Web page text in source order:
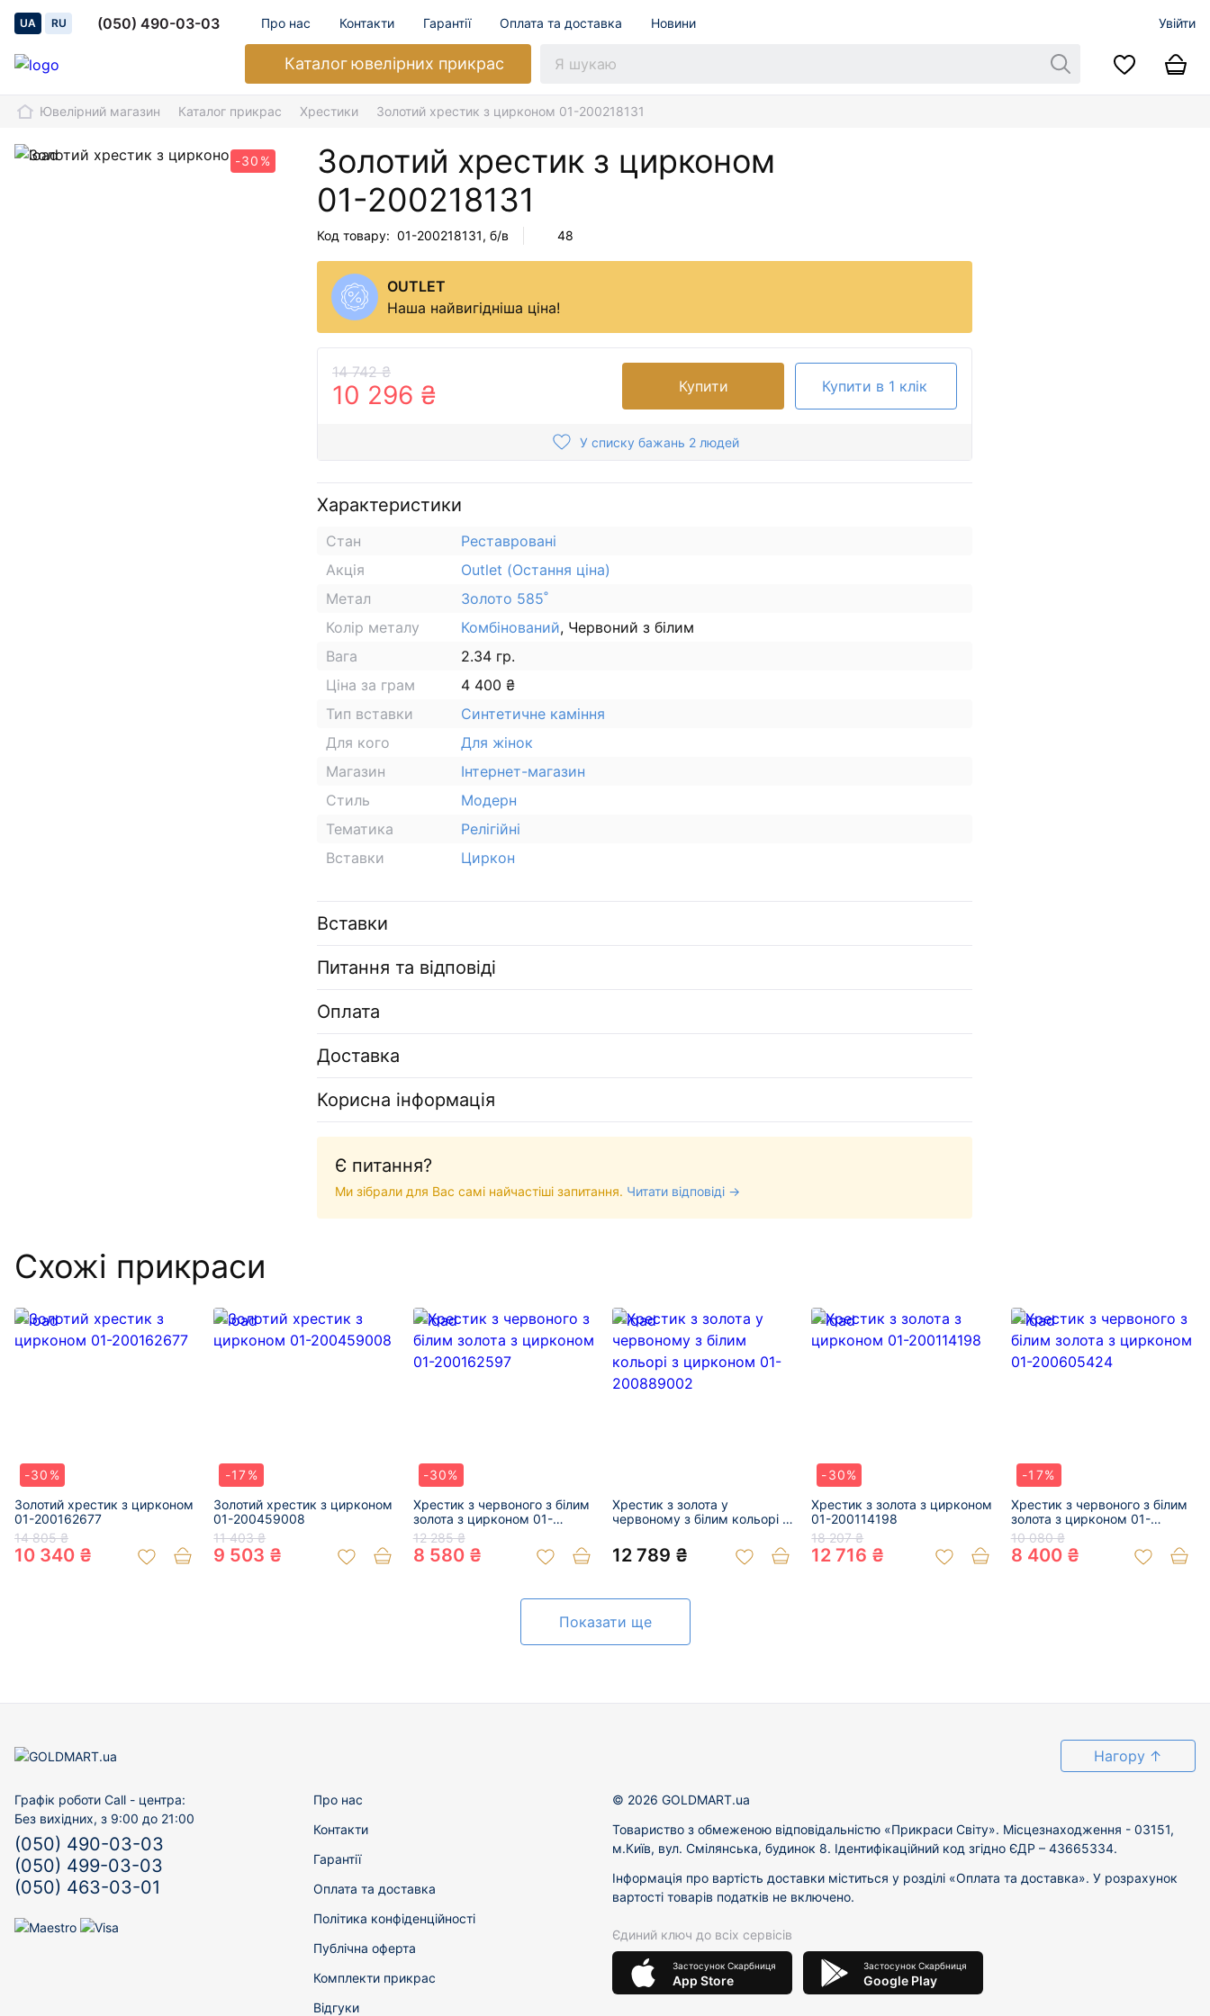
UA RU (050) 490-03-03 Про нас Контакти Гарантії Оплата та доставка Новини Увійти
Каталогювелірних прикрас
Ювелірний магазин Каталог прикрас Хрестики Золотий хрестик з цирконом 01-200218131
-30%
Золотий хрестик з цирконом
01-200218131
Код товару: 01-200218131, б/в 48
OUTLET
Наша найвигідніша ціна!
14 742 ₴
10 296 ₴ Купити Купити в 1 клік
У списку бажань 2 людей
Характеристики
Стан
Реставровані
Акція
Outlet (Остання ціна)
Метал
Золото 585˚
Колір металу
Комбінований, Червоний з білим
Вага
2.34 гр.
Ціна за грам
4 400 ₴
Тип вставки
Синтетичне каміння
Для кого
Для жінок
Магазин
Інтернет-магазин
Стиль
Модерн
Тематика
Релігійні
Вставки
Циркон
Вставки
Питання та відповіді
Оплата
Доставка
Корисна інформація
Є питання?
Ми зібрали для Вас самі найчастіші запитання. Читати відповіді →
Схожі прикраси
-30%
Золотий хрестик з цирконом
01-200162677
14 805 ₴
10 340 ₴
-17%
Золотий хрестик з цирконом
01-200459008
11 403 ₴
9 503 ₴
-30%
Хрестик з червоного з білим
золота з цирконом 01-
200162597
12 285 ₴
8 580 ₴
Хрестик з золота у
червоному з білим кольорі з
12 789 ₴
-30%
Хрестик з золота з цирконом
01-200114198
18 207 ₴
12 716 ₴
-17%
Хрестик з червоного з білим
золота з цирконом 01-
200605424
10 080 ₴
8 400 ₴
Показати ще
Нагору ↑
Графік роботи Call - центра:
Без вихідних, з 9:00 до 21:00
(050) 490-03-03
(050) 499-03-03
(050) 463-03-01
Про нас
Контакти
Гарантії
Оплата та доставка
Політика конфіденційності
Публічна оферта
Комплекти прикрас
Відгуки
© 2026 GOLDMART.ua
Товариство з обмеженою відповідальністю «Прикраси Світу». Місцезнаходження - 03151,
м.Київ, вул. Смілянська, будинок 8. Ідентифікаційний код згідно ЄДР – 43665334.
Інформація про вартість доставки міститься у розділі «Оплата та доставка». У розрахунок
вартості товарів податків не включено.
Єдиний ключ до всіх сервісів
Застосунок Скарбниця
App Store
Застосунок Скарбниця
Google Play